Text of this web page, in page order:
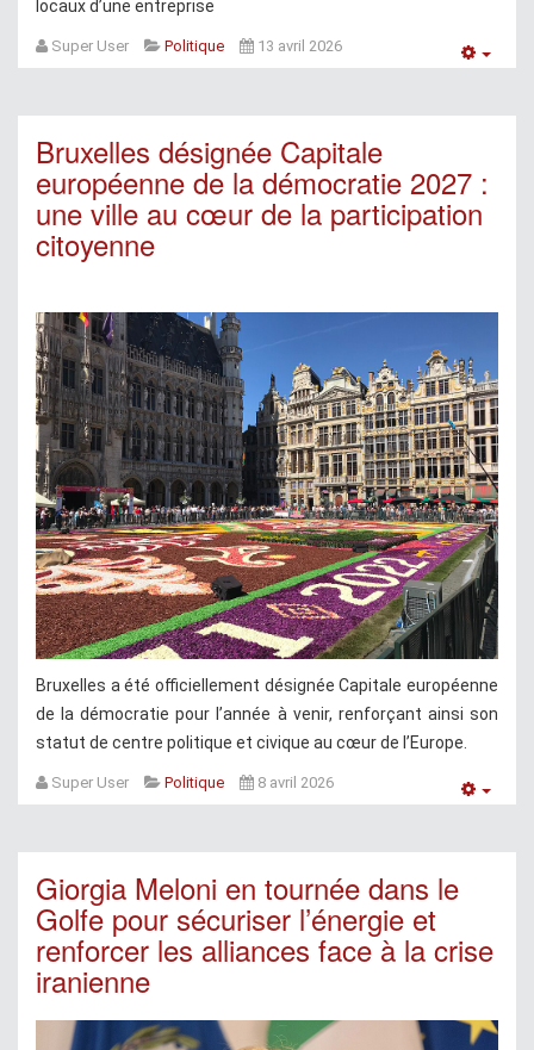
locaux d’une entreprise
Super User Politique 13 avril 2026
Bruxelles désignée Capitale
européenne de la démocratie 2027 :
une ville au cœur de la participation
citoyenne
Bruxelles a été officiellement désignée Capitale européenne
de la démocratie pour l’année à venir, renforçant ainsi son
statut de centre politique et civique au cœur de l’Europe.
Super User Politique 8 avril 2026
Giorgia Meloni en tournée dans le
Golfe pour sécuriser l’énergie et
renforcer les alliances face à la crise
iranienne